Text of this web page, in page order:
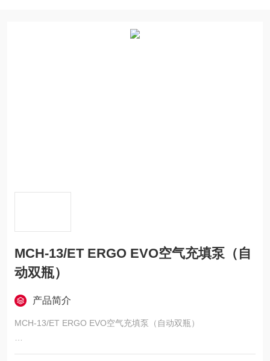
MCH-13/ET ERGO EVO空气充填泵（自
动双瓶）
产品简介
MCH-13/ET ERGO EVO空气充填泵（自动双瓶）
简要说明： 满足呼吸空气国标 GB/T 31975-2015《呼吸防护用